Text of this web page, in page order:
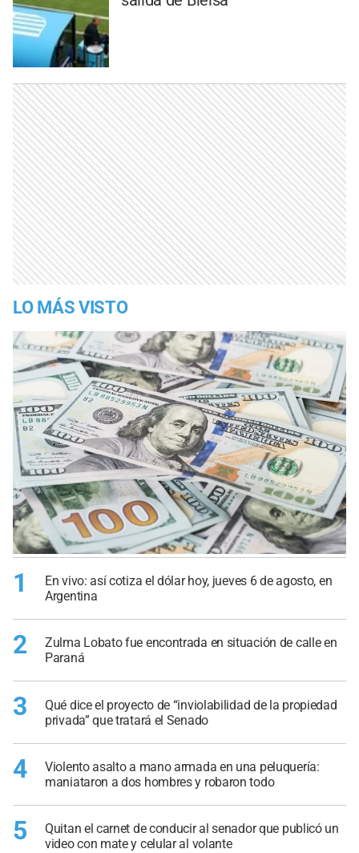
LO MÁS VISTO
1
En vivo: así cotiza el dólar hoy, jueves 6 de agosto, en
Argentina
2
Zulma Lobato fue encontrada en situación de calle en
Paraná
3
Qué dice el proyecto de “inviolabilidad de la propiedad
privada” que tratará el Senado
4
Violento asalto a mano armada en una peluquería:
maniataron a dos hombres y robaron todo
5
Quitan el carnet de conducir al senador que publicó un
video con mate y celular al volante